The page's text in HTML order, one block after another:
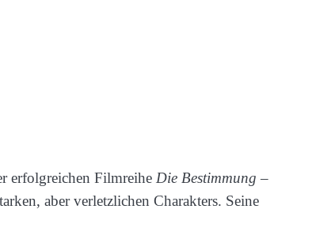
erfolgreichen Filmreihe Die Bestimmung –
aber verletzlichen Charakters. Seine